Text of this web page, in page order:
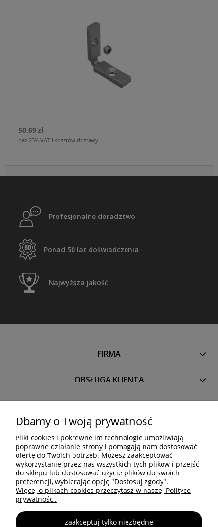
50,69 zł
bez 23% VAT i kosztów dostawy
Profesjonalne doradztwo
Ponad 50 lat doświadczenia
Najwyższa jakość
FIRMA
OBSŁUGA KLIENTA
PRODUKTY
OCTANORM SYSTEM Polska Sp. z o.o. Sp. k.
Trakt Brzeski 83
05-077 Warszawa
Tel: +48 22 773 03 50
info@octa.pl
www.octanorm.pl
Dbamy o Twoją prywatność
Pliki cookies i pokrewne im technologie umożliwiają
poprawne działanie strony i pomagają nam dostosować
ofertę do Twoich potrzeb. Możesz zaakceptować
wykorzystanie przez nas wszystkich tych plików i przejść
do sklepu lub dostosować użycie plików do swoich
preferencji, wybierając opcję "Dostosuj zgody".
Więcej o plikach cookies przeczytasz w naszej Polityce
prywatności.
zaakceptuj tylko niezbędne